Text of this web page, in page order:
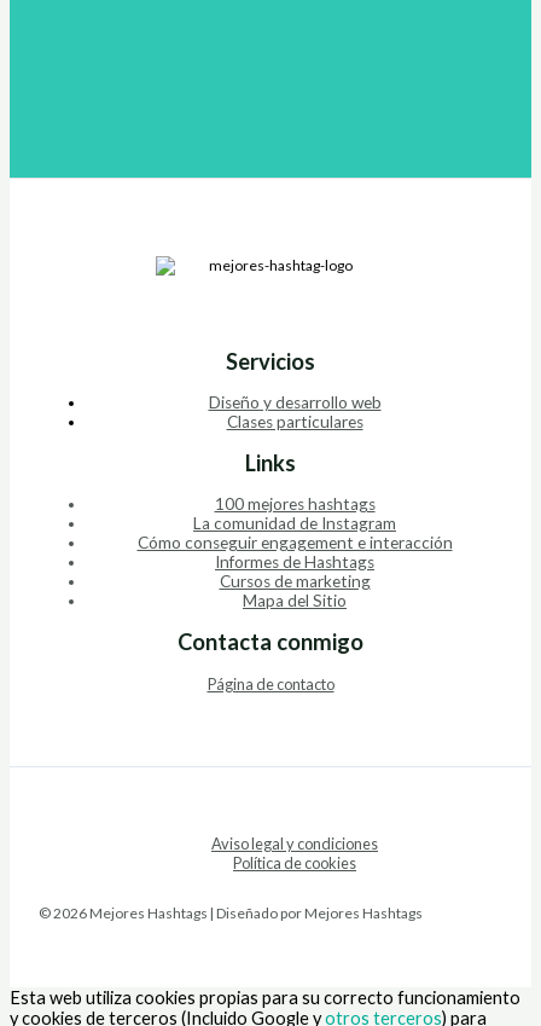
Servicios
Diseño y desarrollo web
Clases particulares
Links
100 mejores hashtags
La comunidad de Instagram
Cómo conseguir engagement e interacción
Informes de Hashtags
Cursos de marketing
Mapa del Sitio
Contacta conmigo
Página de contacto
Aviso legal y condiciones
Política de cookies
© 2026 Mejores Hashtags | Diseñado por Mejores Hashtags
Esta web utiliza cookies propias para su correcto funcionamiento
y cookies de terceros (Incluido Google yotros terceros) para